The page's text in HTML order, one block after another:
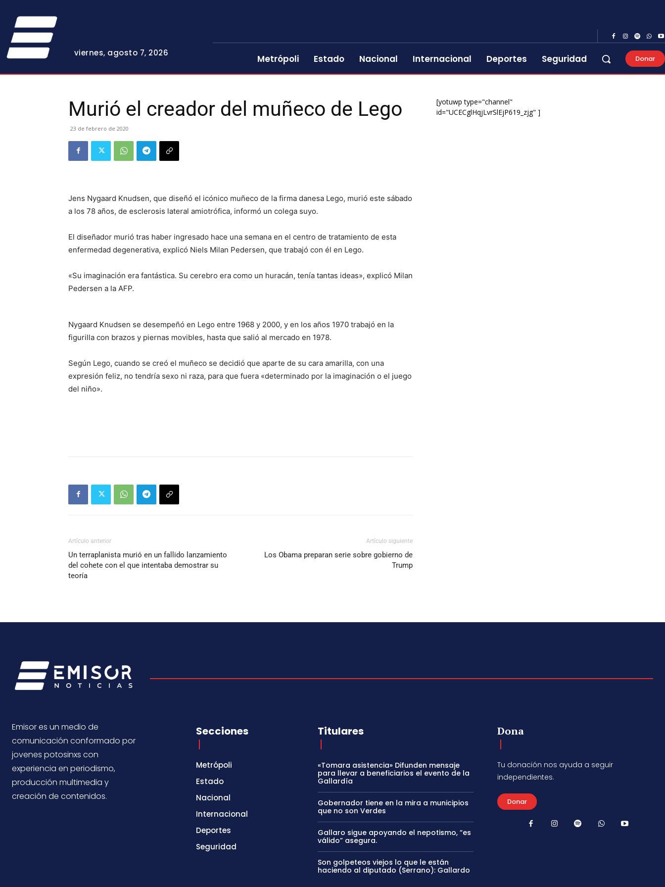
viernes, agosto 7, 2026
Metrópoli Estado Nacional Internacional Deportes Seguridad Donar
Murió el creador del muñeco de Lego
23 de febrero de 2020
Jens Nygaard Knudsen, que diseñó el icónico muñeco de la firma danesa Lego, murió este sábado
a los 78 años, de esclerosis lateral amiotrófica, informó un colega suyo.
El diseñador murió tras haber ingresado hace una semana en el centro de tratamiento de esta
enfermedad degenerativa, explicó Niels Milan Pedersen, que trabajó con él en Lego.
«Su imaginación era fantástica. Su cerebro era como un huracán, tenía tantas ideas», explicó Milan
Pedersen a la AFP.
Nygaard Knudsen se desempeñó en Lego entre 1968 y 2000, y en los años 1970 trabajó en la
figurilla con brazos y piernas movibles, hasta que salió al mercado en 1978.
Según Lego, cuando se creó el muñeco se decidió que aparte de su cara amarilla, con una
expresión feliz, no tendría sexo ni raza, para que fuera «determinado por la imaginación o el juego
del niño».
Artículo anterior
Un terraplanista murió en un fallido lanzamiento
del cohete con el que intentaba demostrar su
teoría
Artículo siguiente
Los Obama preparan serie sobre gobierno de
Trump
[yotuwp type="channel"
id="UCECglHqjLvrSlEjP619_zjg" ]
Emisor es un medio de
comunicación conformado por
jovenes potosinxs con
experiencia en periodismo,
producción multimedia y
creación de contenidos.
Secciones
Metrópoli
Estado
Nacional
Internacional
Deportes
Seguridad
Titulares
«Tomara asistencia» Difunden mensaje
para llevar a beneficiarios el evento de la
Gallardía
Gobernador tiene en la mira a municipios
que no son Verdes
Gallaro sigue apoyando el nepotismo, “es
válido” asegura.
Son golpeteos viejos lo que le están
haciendo al diputado (Serrano): Gallardo
Dona
Tu donación nos ayuda a seguir
independientes.
Donar